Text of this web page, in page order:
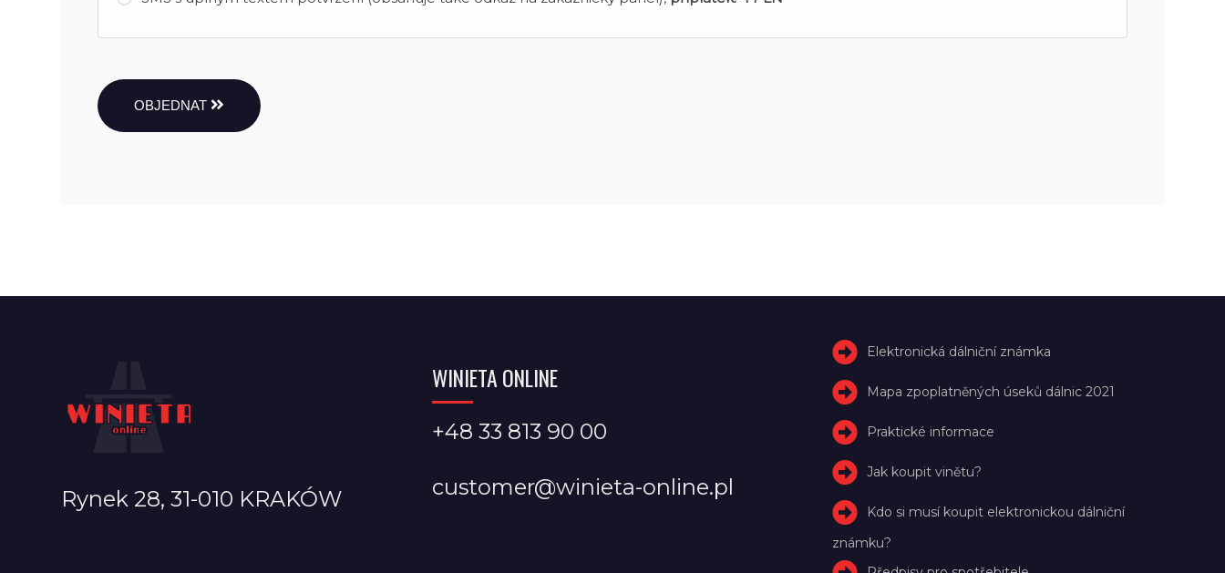
OBJEDNAT
Rynek 28, 31-010 KRAKÓW
WINIETA ONLINE
+48 33 813 90 00
customer@winieta-online.pl
Elektronická dálniční známka
Mapa zpoplatněných úseků dálnic 2021
Praktické informace
Jak koupit vinětu?
Kdo si musí koupit elektronickou dálniční
známku?